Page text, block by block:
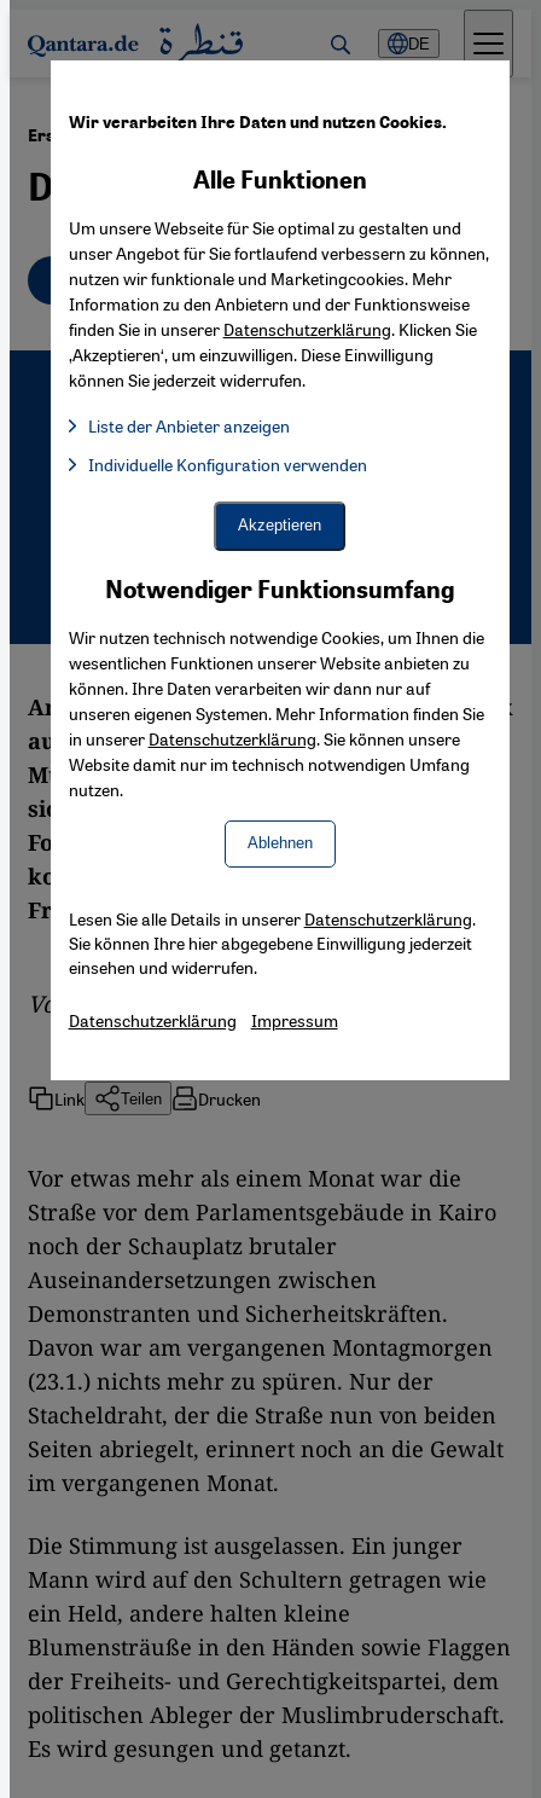
Direkt zum Inhalt springen
DE
Erster Jahrestag des ägyptischen Aufstandes ·22.01.2012
Die unvollendete Revolution
Deutsch
Am 25. Januar 2011 ging das ägyptische Volk
auf die Straße, um gegen das autokratische
Mubarak-System aufzubegehren. Obwohl
sich die Demokratieaktivisten mit ihren
Forderungen bisher nicht durchsetzen
konnten, halten sie an ihrem Kampf für
Freiheit und Mitbestimmung fest.
Von
Link Teilen Drucken
Vor etwas mehr als einem Monat war die
Straße vor dem Parlamentsgebäude in Kairo
noch der Schauplatz brutaler
Auseinandersetzungen zwischen
Demonstranten und Sicherheitskräften.
Davon war am vergangenen Montagmorgen
(23.1.) nichts mehr zu spüren. Nur der
Stacheldraht, der die Straße nun von beiden
Seiten abriegelt, erinnert noch an die Gewalt
im vergangenen Monat.
Die Stimmung ist ausgelassen. Ein junger
Mann wird auf den Schultern getragen wie
ein Held, andere halten kleine
Blumensträuße in den Händen sowie Flaggen
der Freiheits- und Gerechtigkeitspartei, dem
politischen Ableger der Muslimbruderschaft.
Es wird gesungen und getanzt.
Wir verarbeiten Ihre Daten und nutzen Cookies.
Notwendiger Funktionsumfang
Wir nutzen technisch notwendige Cookies, um Ihnen die
wesentlichen Funktionen unserer Website anbieten zu
können. Ihre Daten verarbeiten wir dann nur auf
unseren eigenen Systemen. Mehr Information finden Sie
in unserer Datenschutzerklärung. Sie können unsere
Website damit nur im technisch notwendigen Umfang
nutzen.
Ablehnen
Alle Funktionen
Um unsere Webseite für Sie optimal zu gestalten und
unser Angebot für Sie fortlaufend verbessern zu können,
nutzen wir funktionale und Marketingcookies. Mehr
Information zu den Anbietern und der Funktionsweise
finden Sie in unserer Datenschutzerklärung. Klicken Sie
‚Akzeptieren‘, um einzuwilligen. Diese Einwilligung
können Sie jederzeit widerrufen.
Liste der Anbieter anzeigen
Facebook Embed / Facebook Connect, Google Maps Embed,
Facebook Embed / Facebook Connect
Google Maps Embed
Individuelle Konfiguration verwenden
Akzeptieren
Lesen Sie alle Details in unserer Datenschutzerklärung.
Sie können Ihre hier abgegebene Einwilligung jederzeit
einsehen und widerrufen.
Datenschutzerklärung Impressum